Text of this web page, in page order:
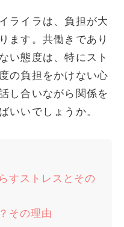
ライラは、負担が大
ます。共働きであり
い態度は、特にスト
の負担をかけない心
し合いながら関係を
いいでしょうか。
すストレスとその
その理由